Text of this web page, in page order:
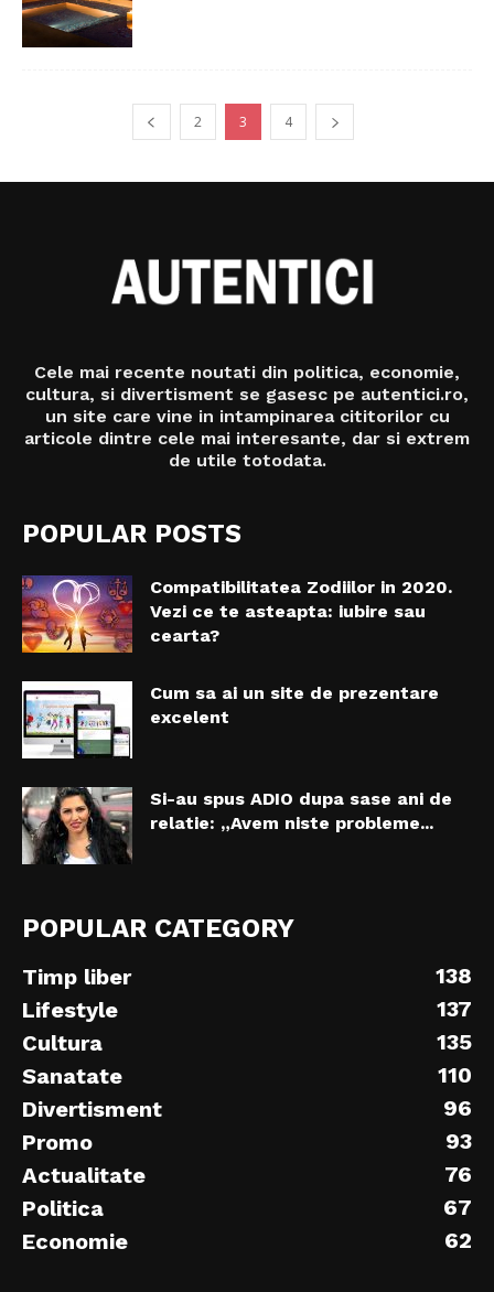
2 3 4
Cele mai recente noutati din politica, economie,
cultura, si divertisment se gasesc pe autentici.ro,
un site care vine in intampinarea cititorilor cu
articole dintre cele mai interesante, dar si extrem
de utile totodata.
POPULAR POSTS
Compatibilitatea Zodiilor in 2020.
Vezi ce te asteapta: iubire sau
cearta?
Cum sa ai un site de prezentare
excelent
Si-au spus ADIO dupa sase ani de
relatie: „Avem niste probleme...
POPULAR CATEGORY
Timp liber
138
Lifestyle
137
Cultura
135
Sanatate
110
Divertisment
96
Promo
93
Actualitate
76
Politica
67
Economie
62